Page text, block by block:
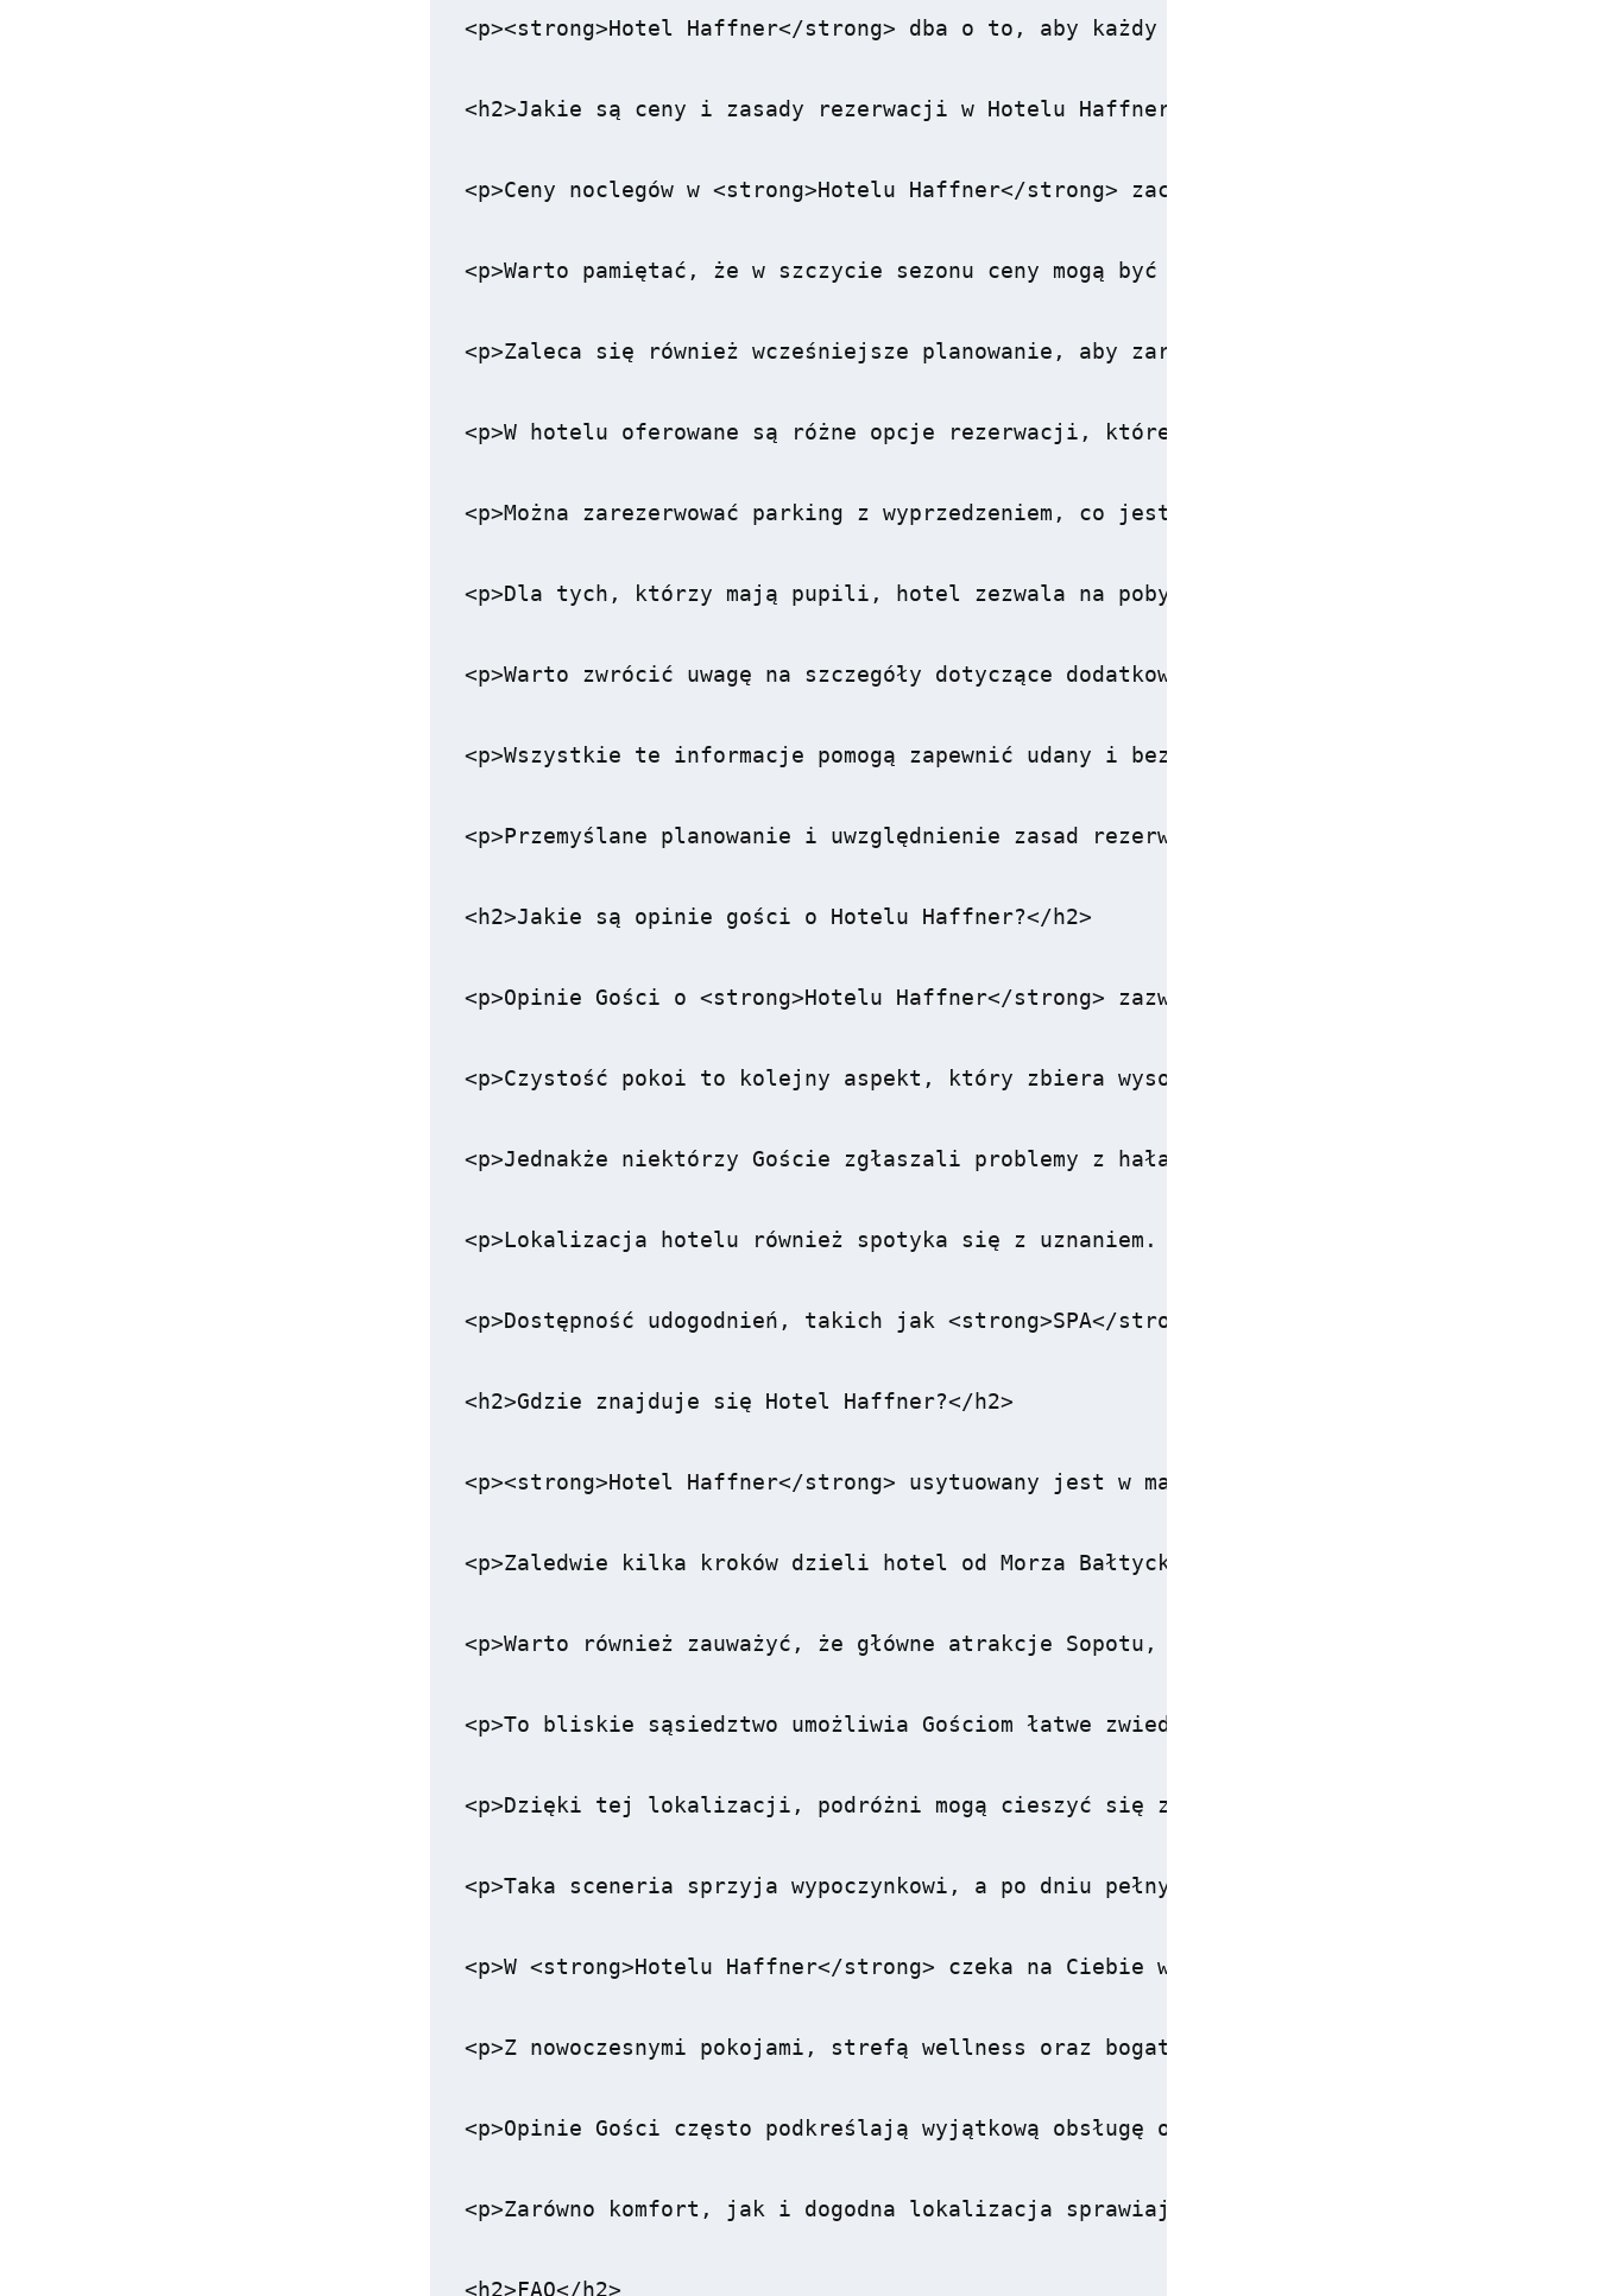
<p><strong>Hotel Haffner</strong> dba o to, aby każdy mógł cieszyć się
<h2>Jakie są ceny i zasady rezerwacji w Hotelu Haffner?</h2>
<p>Ceny noclegów w <strong>Hotelu Haffner</strong> zaczynają się od około 400 zł za
<p>Warto pamiętać, że w szczycie sezonu ceny mogą być wyższe.</p>
<p>Zaleca się również wcześniejsze planowanie, aby zarezerwować najlepszą ofertę.</p>
<p>W hotelu oferowane są różne opcje rezerwacji, które mogą ułatwić organizację
<p>Można zarezerwować parking z wyprzedzeniem, co jest szczególnie istotne, gdy
<p>Dla tych, którzy mają pupili, hotel zezwala na pobyty ze zwierzętami, ale z pewnymi
<p>Warto zwrócić uwagę na szczegóły dotyczące dodatkowych opłat czy wymagań
<p>Wszystkie te informacje pomogą zapewnić udany i bezproblemowy pobyt w
<p>Przemyślane planowanie i uwzględnienie zasad rezerwacji oraz kosztów noclegu
<h2>Jakie są opinie gości o Hotelu Haffner?</h2>
<p>Opinie Gości o <strong>Hotelu Haffner</strong> zazwyczaj są pozytywne, z
<p>Czystość pokoi to kolejny aspekt, który zbiera wysokie oceny. Większość Gości
<p>Jednakże niektórzy Goście zgłaszali problemy z hałasem, co może wpływać na
<p>Lokalizacja hotelu również spotyka się z uznaniem. Goście cenią sobie bliskość do
<p>Dostępność udogodnień, takich jak <strong>SPA</strong>, również przyczynia się
<h2>Gdzie znajduje się Hotel Haffner?</h2>
<p><strong>Hotel Haffner</strong> usytuowany jest w malowniczym Parku Północnym,
<p>Zaledwie kilka kroków dzieli hotel od Morza Bałtyckiego, co czyni go idealnym
<p>Warto również zauważyć, że główne atrakcje Sopotu, takie jak molo oraz Krzywy
<p>To bliskie sąsiedztwo umożliwia Gościom łatwe zwiedzanie miasta oraz
<p>Dzięki tej lokalizacji, podróżni mogą cieszyć się zarówno urokami natury, jak i
<p>Taka sceneria sprzyja wypoczynkowi, a po dniu pełnym wrażeń, Goście mogą wrócić
<p>W <strong>Hotelu Haffner</strong> czeka na Ciebie wyjątkowe doświadczenie blisko
<p>Z nowoczesnymi pokojami, strefą wellness oraz bogatą ofertą restauracyjną, ten
<p>Opinie Gości często podkreślają wyjątkową obsługę oraz bliskość głównych atrakcji
<p>Zarówno komfort, jak i dogodna lokalizacja sprawiają, że <strong>Hotel Haffner</
<h2>FAQ</h2>